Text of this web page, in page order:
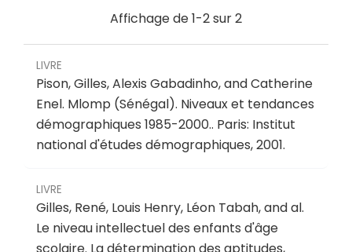
Affichage de 1-2 sur 2
LIVRE
Pison, Gilles, Alexis Gabadinho, and Catherine
Enel. Mlomp (Sénégal). Niveaux et tendances
démographiques 1985-2000.. Paris: Institut
national d'études démographiques, 2001.
LIVRE
Gilles, René, Louis Henry, Léon Tabah, and al.
Le niveau intellectuel des enfants d'âge
scolaire. La détermination des aptitudes,